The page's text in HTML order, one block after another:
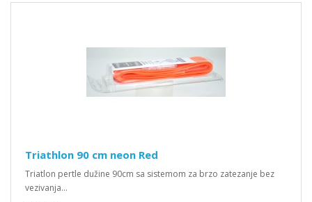
Triathlon 90 cm neon Red
Triatlon pertle dužine 90cm sa sistemom za brzo zatezanje bez
vezivanja...